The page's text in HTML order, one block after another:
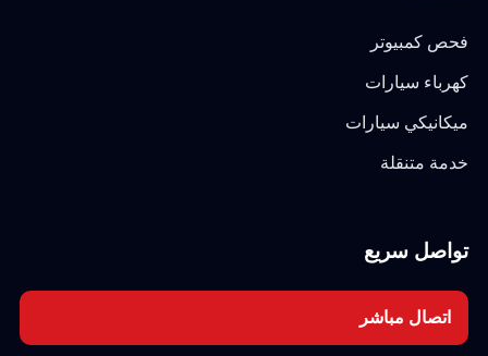
فحص كمبيوتر
كهرباء سيارات
ميكانيكي سيارات
خدمة متنقلة
تواصل سريع
اتصال مباشر